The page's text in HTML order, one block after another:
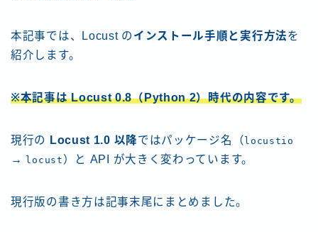
本記事では、Locust の インストール手順と実行方法を
紹介します。
※本記事は Locust 0.8（Python 2）時代の内容です。
現行の Locust 1.0 以降ではパッケージ名（ locustio
→ locust ）と API が大きく変わっています。
現行版の書き方は記事末尾にまとめました。